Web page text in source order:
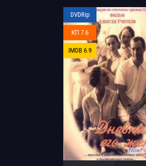
DVDRip
КП 7.6
IMDB 6.9